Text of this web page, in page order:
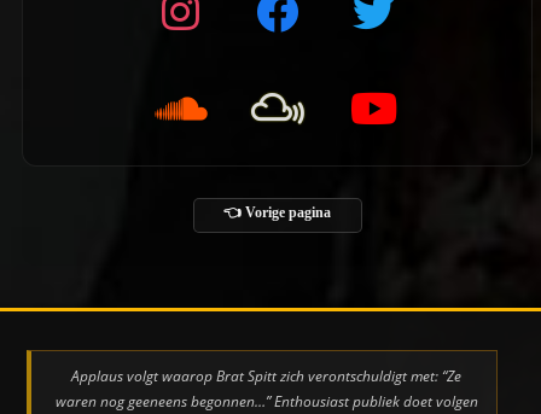
👈 Vorige pagina
Applaus volgt waarop Brat Spitt zich verontschuldigt met: “Ze
waren nog geeneens begonnen…” Enthousiast publiek doet volgen